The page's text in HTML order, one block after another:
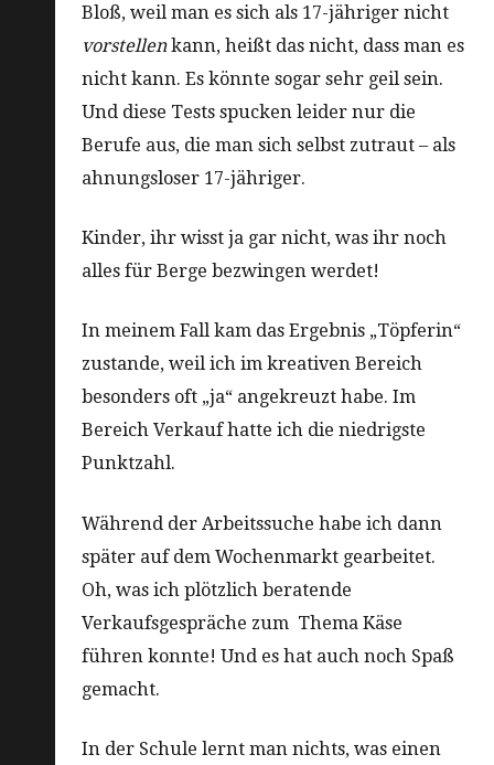
Bloß, weil man es sich als 17-jähriger nicht
vorstellenkann, heißt das nicht, dass man es
nicht kann. Es könnte sogar sehr geil sein.
Und diese Tests spucken leider nur die
Berufe aus, die man sich selbst zutraut – als
ahnungsloser 17-jähriger.
Kinder, ihr wisst ja gar nicht, was ihr noch
alles für Berge bezwingen werdet!
In meinem Fall kam das Ergebnis „Töpferin“
zustande, weil ich im kreativen Bereich
besonders oft „ja“ angekreuzt habe. Im
Bereich Verkauf hatte ich die niedrigste
Punktzahl.
Während der Arbeitssuche habe ich dann
später auf dem Wochenmarkt gearbeitet.
Oh, was ich plötzlich beratende
Verkaufsgespräche zum Thema Käse
führen konnte! Und es hat auch noch Spaß
gemacht.
In der Schule lernt man nichts, was einen